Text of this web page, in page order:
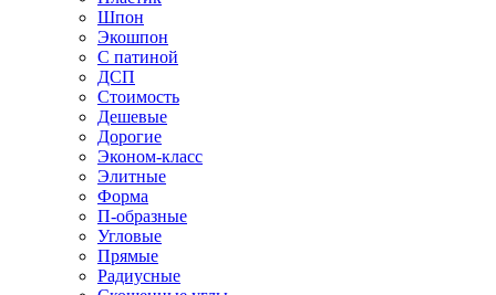
Шпон
Экошпон
С патиной
ДСП
Стоимость
Дешевые
Дорогие
Эконом-класс
Элитные
Форма
П-образные
Угловые
Прямые
Радиусные